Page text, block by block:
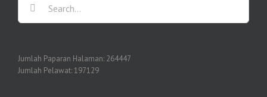
Jumlah Paparan Halaman: 264447
Jumlah Pelawat:197129